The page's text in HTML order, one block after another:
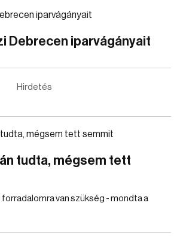
Debrecen iparvágányait
Hirdetés
tudta, mégsem tett
forradalomra van szükség - mondta a